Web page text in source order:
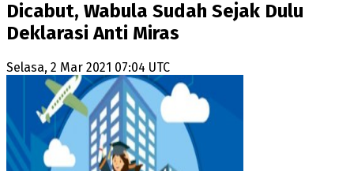
Dicabut, Wabula Sudah Sejak Dulu
Deklarasi Anti Miras
Selasa, 2 Mar 2021 07:04 UTC